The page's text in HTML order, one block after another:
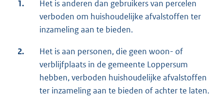
1.
Het is anderen dan gebruikers van percelen
verboden om huishoudelijke afvalstoffen ter
inzameling aan te bieden.
2.
Het is aan personen, die geen woon- of
verblijfplaats in de gemeente Loppersum
hebben, verboden huishoudelijke afvalstoffen
ter inzameling aan te bieden of achter te laten.